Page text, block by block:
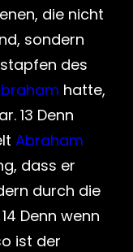
die nicht
sondern
des
hatte,
13 Denn
Abraham
dass er
durch die
Denn wenn
ist der